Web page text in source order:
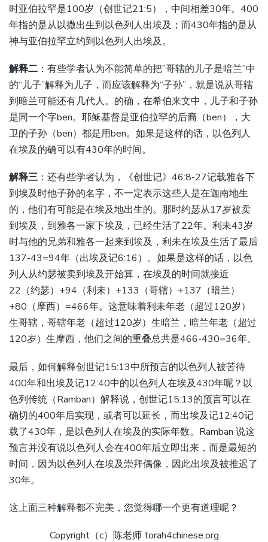
时亚伯拉罕是100岁（创世记21:5），中间相差30年。400
年指的是从以撒出生到以色列人出埃及；而430年指的是从
神与亚伯拉罕立约到以色列人出埃及。
解释二 ：有些学者认为不能简单的把”哥辖的儿子是暗兰”中
的“儿子”解释为儿子，而应该解释为“子孙”，就是说从哥辖
到暗兰可能还有几代人。的确，在希伯来文中，儿子和子孙
是同一个字ben。耶稣基督是亚伯拉罕的后裔（ben），大
卫的子孙（ben）都是用ben。如果是这样的话，以色列人
在埃及的确可以有430年的时间。
解释三 ：还有些学者认为，《创世记》46:8-27记载雅各下
到埃及时他子孙的名字，不一定表示这些人是在迦南地生
的，他们有可能是在埃及地出生的。那时约瑟从17岁被卖
到埃及，到雅各一家下埃及，已经生活了22年。利未43岁
时与他的兄弟和雅各一起来到埃及，利未在埃及生活了最后
137-43=94年（出埃及记6:16）。如果是这样的话，以色
列人从约瑟被卖到埃及开始算，在埃及的时间就接近
22（约瑟）+94（利未）+133（哥辖）+137（暗兰）
+80（摩西）=466年。这意味着利未年老（超过120岁）
生哥辖，哥辖年老（超过120岁）生暗兰，暗兰年老（超过
120岁）生摩西，他们之间的重叠总共是466-430=36年。
最后，如何解释创世记15:13中所预言的以色列人被苦待
400年和出埃及记12:40中的以色列人在埃及430年呢？以
色列传统（Ramban）解释说，创世记15:13的预言可以在
确切的400年后实现，或者可以延长，而出埃及记12:40记
载了430年，是以色列人在埃及的实际年数。Ramban 说这
预言并没有说以色列人会在400年后立即出来，而是最短的
时间，因为以色列人在埃及崇拜偶像，因此出埃及被推迟了
30年。
这上面三种解释都不完美，您觉得哪一个更有道理呢？
Copyright（c）陈老师 torah4chinese.org